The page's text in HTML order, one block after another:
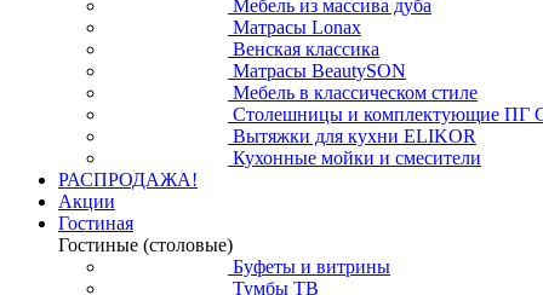
Мебель из массива дуба
Матрасы Lonax
Венская классика
Матрасы BeautySON
Мебель в классическом стиле
Столешницы и комплектующие ПГ
Вытяжки для кухни ELIKOR
Кухонные мойки и смесители
РАСПРОДАЖА!
Акции
Гостиная
Гостиные (столовые)
Буфеты и витрины
Тумбы ТВ